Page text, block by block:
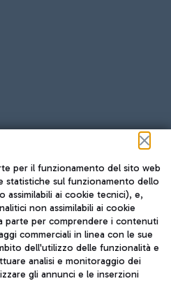
approfitta della vicinanza
facile spostarsi
di Fiumicino da Roma
JOURNAL
ITA
per il funzionamento del sito web
sul funzionamento dello
assimilabili ai cookie tecnici), e,
non assimilabili ai cookie
parte per comprendere i contenuti
commerciali in linea con le sue
dell'utilizzo delle funzionalità e
analisi e monitoraggio dei
gli annunci e le inserzioni